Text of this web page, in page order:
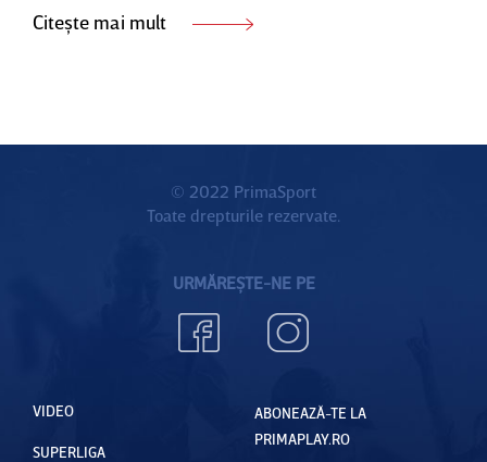
Citește mai mult
© 2022 PrimaSport
Toate drepturile rezervate.
URMĂREȘTE-NE PE
VIDEO
SUPERLIGA
ABONEAZĂ-TE LA
PRIMAPLAY.RO